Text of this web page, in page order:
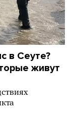
в Сеуте?
живут